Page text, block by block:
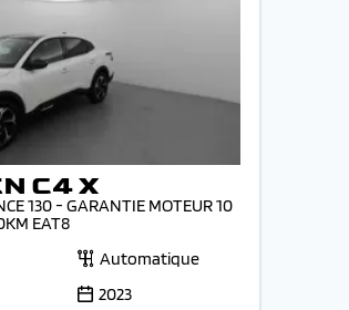
C4 X
130 - GARANTIE MOTEUR 10
EAT8
Automatique
2023